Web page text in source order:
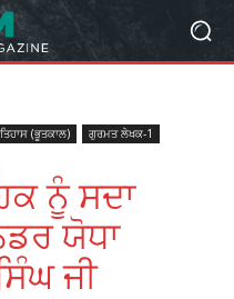
(ਭੂਤਕਾਲ)
ਗੁਰਮਤ ਲੇਖਕ-1
ਨੂੰ ਸਦਾ
ਯੋਧਾ
ਜੀ